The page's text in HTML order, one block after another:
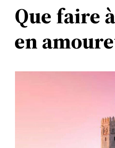
Que faire
en